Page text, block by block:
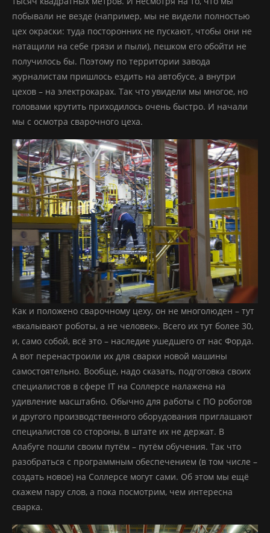
побывали не везде (например, мы не видели полностью
цех окраски: туда посторонних не пускают, чтобы они не
натащили на себе грязи и пыли), пешком его обойти не
получилось бы. Поэтому по территории завода
журналистам пришлось ездить на автобусе, а внутри
цехов – на электрокарах. Так что увидели мы многое, но
головами крутить приходилось очень быстро. И начали
мы с осмотра сварочного цеха.
Как и положено сварочному цеху, он не многолюден – тут
«вкалывают роботы, а не человек». Всего их тут более 30,
и, само собой, всё это – наследие ушедшего от нас Форда.
А вот перенастроили их для сварки новой машины
самостоятельно. Вообще, надо сказать, подготовка своих
специалистов в сфере IT на Соллерсе налажена на
удивление масштабно. Обычно для работы с ПО роботов
и другого производственного оборудования приглашают
специалистов со стороны, в штате их не держат. В
Алабуге пошли своим путём – путём обучения. Так что
разобраться с программным обеспечением (в том числе –
создать новое) на Соллерсе могут сами. Об этом мы ещё
скажем пару слов, а пока посмотрим, чем интересна
сварка.